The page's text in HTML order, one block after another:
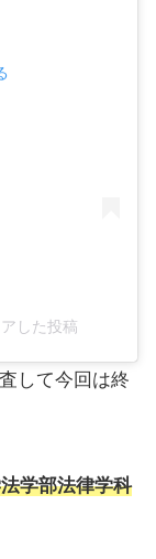
した投稿
して今回は終
学部法律学科